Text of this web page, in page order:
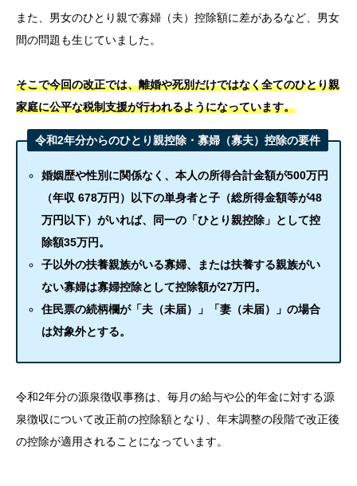
また、男女のひとり親で寡婦（夫）控除額に差があるなど、男女
間の問題も生じていました。
そこで今回の改正では、離婚や死別だけではなく全てのひとり親
家庭に公平な税制支援が行われるようになっています。
令和2年分からのひとり親控除・寡婦（寡夫）控除の要件
婚姻歴や性別に関係なく、本人の所得合計金額が500万円
（年収 678万円）以下の単身者と子（総所得金額等が48
万円以下）がいれば、同一の「ひとり親控除」として控
除額35万円。
子以外の扶養親族がいる寡婦、または扶養する親族がい
ない寡婦は寡婦控除として控除額が27万円。
住民票の続柄欄が「夫（未届）」「妻（未届）」の場合
は対象外とする。
令和2年分の源泉徴収事務は、毎月の給与や公的年金に対する源
泉徴収について改正前の控除額となり、年末調整の段階で改正後
の控除が適用されることになっています。